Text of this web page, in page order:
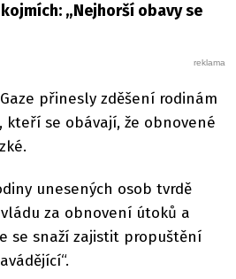
„Nejhorší obavy se
přinesly zděšení rodinám
kteří se obávají, že obnovené
unesených osob tvrdě
za obnovení útoků a
se snaží zajistit propuštění